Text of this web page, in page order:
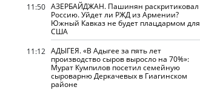
11:50 АЗЕРБАЙДЖАН. Пашинян раскритиковал
Россию. Уйдет ли РЖД из Армении?
Южный Кавказ не будет плацдармом для
США
11:12 АДЫГЕЯ. «В Адыгее за пять лет
производство сыров выросло на 70%»:
Мурат Кумпилов посетил семейную
сыроварню Деркачевых в Гиагинском
районе